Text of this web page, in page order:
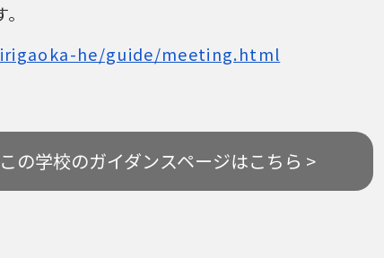
he/guide/meeting.html
この学校のガイダンスページはこちら >